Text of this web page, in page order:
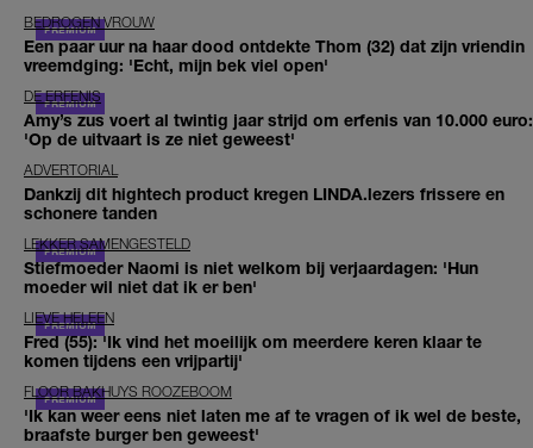
BEDROGEN VROUW
Een paar uur na haar dood ontdekte Thom (32) dat zijn vriendin
vreemdging: 'Echt, mijn bek viel open'
DE ERFENIS
Amy’s zus voert al twintig jaar strijd om erfenis van 10.000 euro:
'Op de uitvaart is ze niet geweest'
ADVERTORIAL
Dankzij dit hightech product kregen LINDA.lezers frissere en
schonere tanden
LEKKER SAMENGESTELD
Stiefmoeder Naomi is niet welkom bij verjaardagen: 'Hun
moeder wil niet dat ik er ben'
LIEVE HELEEN
Fred (55): 'Ik vind het moeilijk om meerdere keren klaar te
komen tijdens een vrijpartij'
FLOOR BAKHUYS ROOZEBOOM
'Ik kan weer eens niet laten me af te vragen of ik wel de beste,
braafste burger ben geweest'